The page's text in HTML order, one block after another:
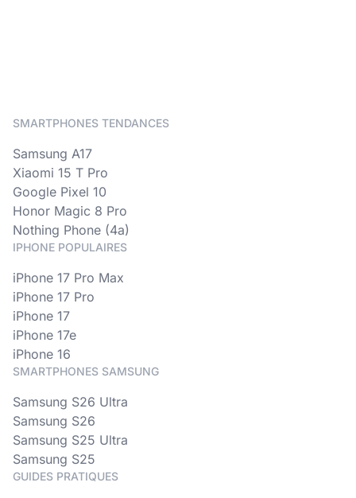
SMARTPHONES TENDANCES
Samsung A17
Xiaomi 15 T Pro
Google Pixel 10
Honor Magic 8 Pro
Nothing Phone (4a)
IPHONE POPULAIRES
iPhone 17 Pro Max
iPhone 17 Pro
iPhone 17
iPhone 17e
iPhone 16
SMARTPHONES SAMSUNG
Samsung S26 Ultra
Samsung S26
Samsung S25 Ultra
Samsung S25
GUIDES PRATIQUES